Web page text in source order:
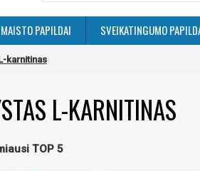
MAISTO PAPILDAI SVEIKATINGUMO
karnitinas
L-KARNITINAS
TOP 5